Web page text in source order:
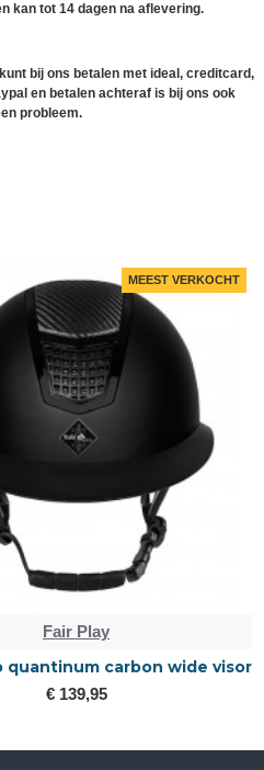
kan tot 14 dagen na aflevering.
bij ons betalen met ideal, creditcard,
en betalen achteraf is bij ons ook
probleem.
MEEST VERKOCHT
Fair Play
quantinum carbon wide visor
€ 139,95